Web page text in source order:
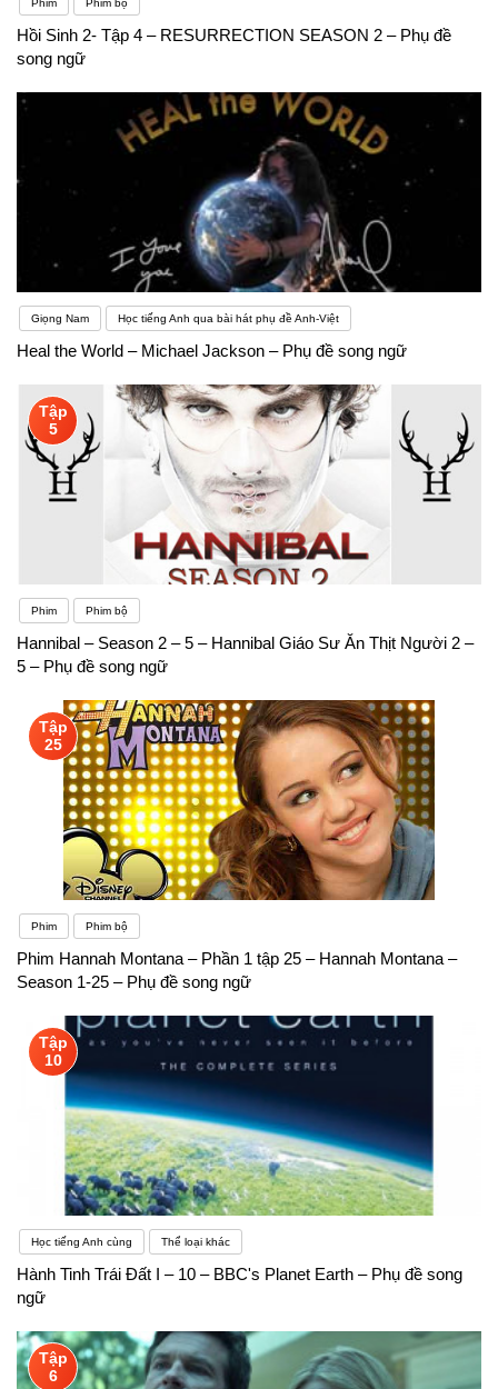
Hồi Sinh 2- Tập 4 – RESURRECTION SEASON 2 – Phụ đề
song ngữ
Giọng Nam Học tiếng Anh qua bài hát phụ đề Anh-Việt
Heal the World – Michael Jackson – Phụ đề song ngữ
Tập
5
Phim Phim bộ
Hannibal – Season 2 – 5 – Hannibal Giáo Sư Ăn Thịt Người 2 –
5 – Phụ đề song ngữ
Tập
25
Phim Phim bộ
Phim Hannah Montana – Phần 1 tập 25 – Hannah Montana –
Season 1-25 – Phụ đề song ngữ
Tập
10
Học tiếng Anh cùng Thể loại khác
Hành Tinh Trái Đất I – 10 – BBC's Planet Earth – Phụ đề song
ngữ
Tập
6